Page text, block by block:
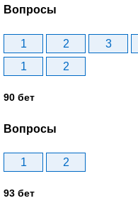
Вопросы
1 2 3
1
2
90 бет
Вопросы
1 2
93 бет